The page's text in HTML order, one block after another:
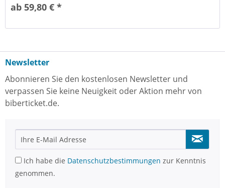
ab 59,80 € *
Newsletter
Abonnieren Sie den kostenlosen Newsletter und
verpassen Sie keine Neuigkeit oder Aktion mehr von
biberticket.de.
Ich habe die Datenschutzbestimmungen zur Kenntnis
genommen.